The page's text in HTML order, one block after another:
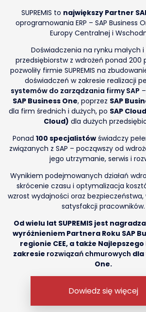
SUPREMIS to największy Partner
oprogramowania ERP – SAP Business
Europy Centralnej i
Doświadczenia na rynku małych
przedsiębiorstw z wdrożeń ponad 200
pozwoliły firmie SUPREMIS na
doświadczeń w zakresie realizacji
systemów do zarządzania firmy SAP
SAP Business One, poprzez SAP
dla firm średnich i dużych, po SAP
Cloud) dla dużych
Ponad100 specjalistów świadczy
związanych z SAP – począwszy od
jego utrzymanie, serwis i
Wynikiem podejmowanych działań
skrócenie czasu i optymalizacja
wzrost wydajności oraz
satysfakcji pracowników.
Od wielu lat SUPREMIS jest
wyróżnieniem Partnera Roku SAP
regionie CEE, a także
zakresie rozwiązań chmurowych dla
One.
Dowiedz się więcej